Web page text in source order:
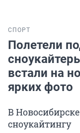
СПОРТ
Полетели
встали на
ярких фото
В
сноукайтингу